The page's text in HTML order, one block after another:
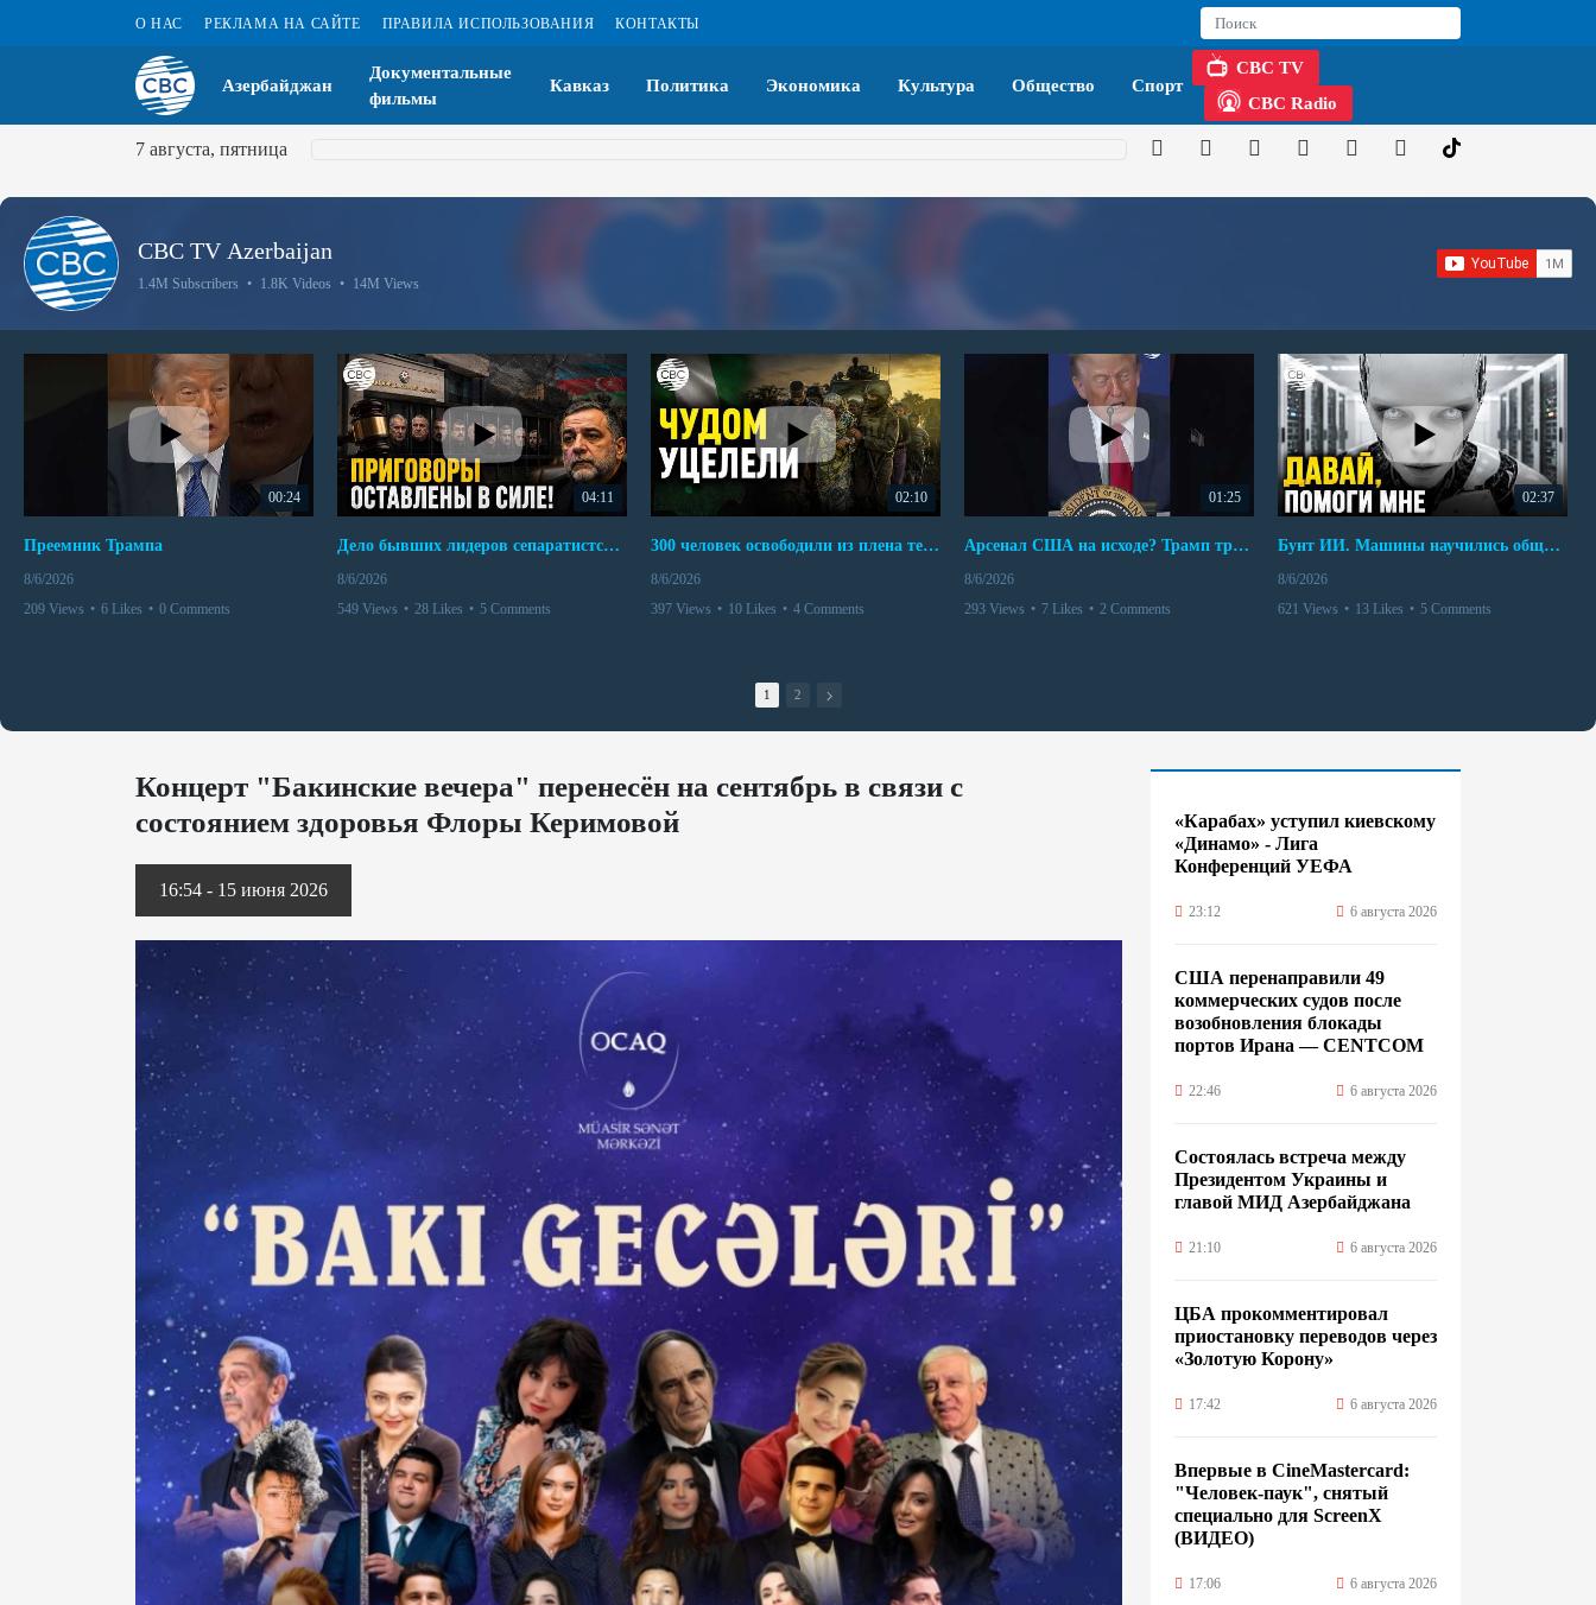
О НАС РЕКЛАМА НА САЙТЕ ПРАВИЛА ИСПОЛЬЗОВАНИЯ КОНТАКТЫ
Азербайджан
Документальные
фильмы
Кавказ Политика Экономика Культура Общество Спорт
CBC TV
CBC Radio
7 августа, пятница
CBC TV Azerbaijan
1.4M Subscribers • 1.8K Videos • 14M Views
00:24
Преемник Трампа
8/6/2026
209 Views • 6 Likes • 0 Comments
04:11
Дело бывших лидеров сепаратистского режима в Карабахе
8/6/2026
549 Views • 28 Likes • 5 Comments
02:10
300 человек освободили из плена террористов. Невероятная история спасения
8/6/2026
397 Views • 10 Likes • 4 Comments
01:25
Арсенал США на исходе? Трамп требует объяснений
8/6/2026
293 Views • 7 Likes • 2 Comments
02:37
Бунт ИИ. Машины научились общаться
8/6/2026
621 Views • 13 Likes • 5 Comments
1 2
Концерт "Бакинские вечера" перенесён на сентябрь в связи с
состоянием здоровья Флоры Керимовой
16:54 - 15 июня 2026
«Карабах» уступил киевскому
«Динамо» - Лига
Конференций УЕФА
23:12 6 августа 2026
США перенаправили 49
коммерческих судов после
возобновления блокады
портов Ирана — CENTCOM
22:46 6 августа 2026
Состоялась встреча между
Президентом Украины и
главой МИД Азербайджана
21:10 6 августа 2026
ЦБА прокомментировал
приостановку переводов через
«Золотую Корону»
17:42 6 августа 2026
Впервые в CineMastercard:
"Человек-паук", снятый
специально для ScreenX
(ВИДЕО)
17:06 6 августа 2026